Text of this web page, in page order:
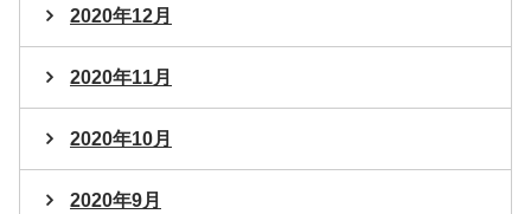
2020年12月
2020年11月
2020年10月
2020年9月